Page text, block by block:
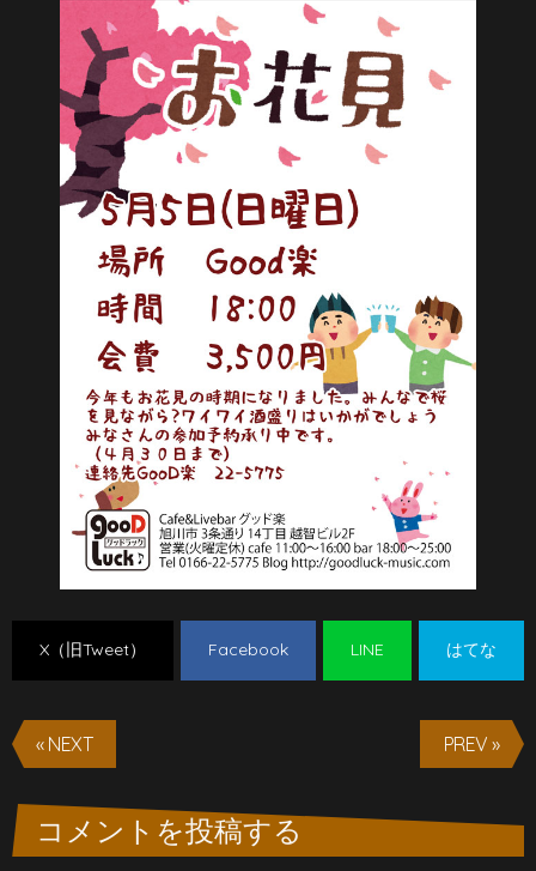
X（旧Tweet） Facebook LINE はてな
« NEXT PREV »
コメントを投稿する